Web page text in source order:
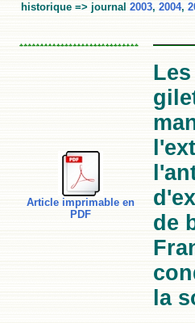
historique => journal 2003, 2004,
Article imprimable en
PDF
de
la